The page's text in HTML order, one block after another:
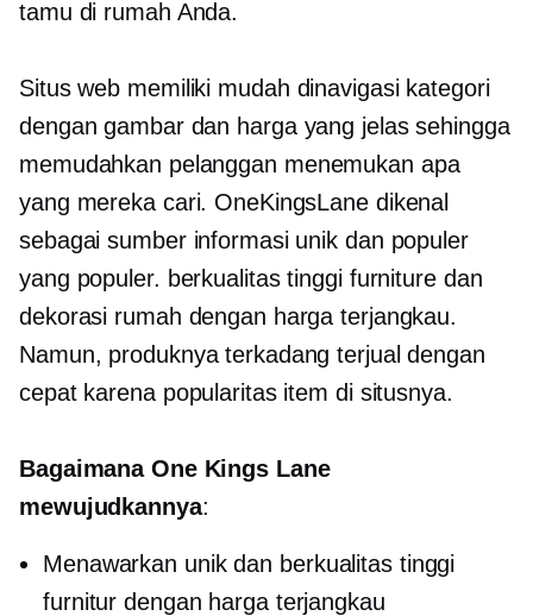
tamu di rumah Anda.
Situs web memiliki mudah dinavigasikategori
dengan gambar dan harga yang jelas sehingga
memudahkan pelanggan menemukan apa
yang mereka cari. OneKingsLane dikenal
sebagai sumber informasi unik dan populer
yang populer. berkualitas tinggifurniture dan
dekorasi rumah dengan harga terjangkau.
Namun, produknya terkadang terjual dengan
cepat karena popularitas item di situsnya.
Bagaimana One Kings Lane
mewujudkannya:
Menawarkan unik dan berkualitas tinggi
furnitur dengan harga terjangkau